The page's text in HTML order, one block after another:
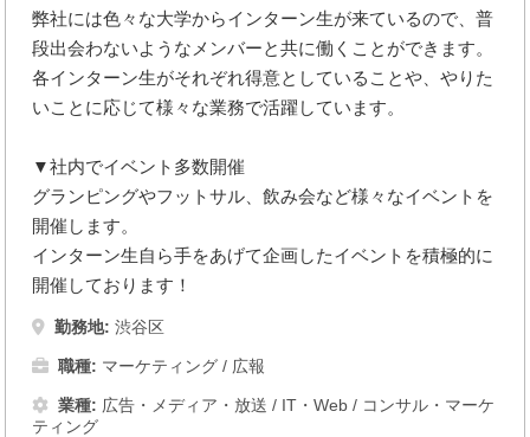
弊社には色々な大学からインターン生が来ているので、普
段出会わないようなメンバーと共に働くことができます。
各インターン生がそれぞれ得意としていることや、やりた
いことに応じて様々な業務で活躍しています。
▼社内でイベント多数開催
グランピングやフットサル、飲み会など様々なイベントを
開催します。
インターン生自ら手をあげて企画したイベントを積極的に
開催しております！
勤務地: 渋谷区
職種: マーケティング / 広報
業種: 広告・メディア・放送 / IT・Web / コンサル・マーケ
ティング